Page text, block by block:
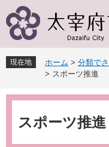
ー
先
頭
す
ニ
を
飛
し
現在地 ホーム > 分類で
> スポーツ推進
本
スポーツ推進